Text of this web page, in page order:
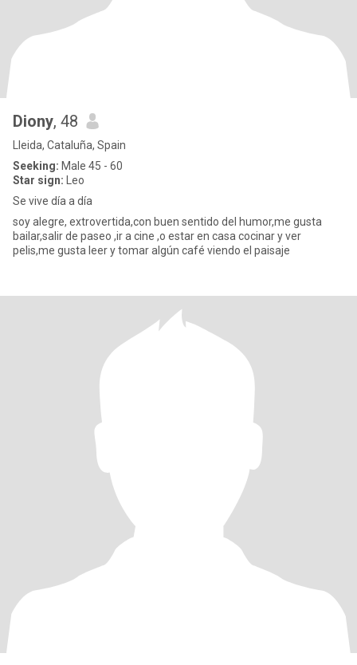
Diony, 48
Lleida, Cataluña, Spain
Seeking: Male 45 - 60
Star sign: Leo
Se vive día a día
soy alegre, extrovertida,con buen sentido del humor,me gusta
bailar,salir de paseo ,ir a cine ,o estar en casa cocinar y ver
pelis,me gusta leer y tomar algún café viendo el paisaje